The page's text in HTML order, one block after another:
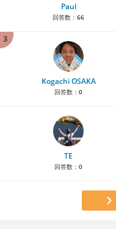
Paul
回答数： 66
3
Kogachi OSAKA
回答数： 0
TE
回答数： 0